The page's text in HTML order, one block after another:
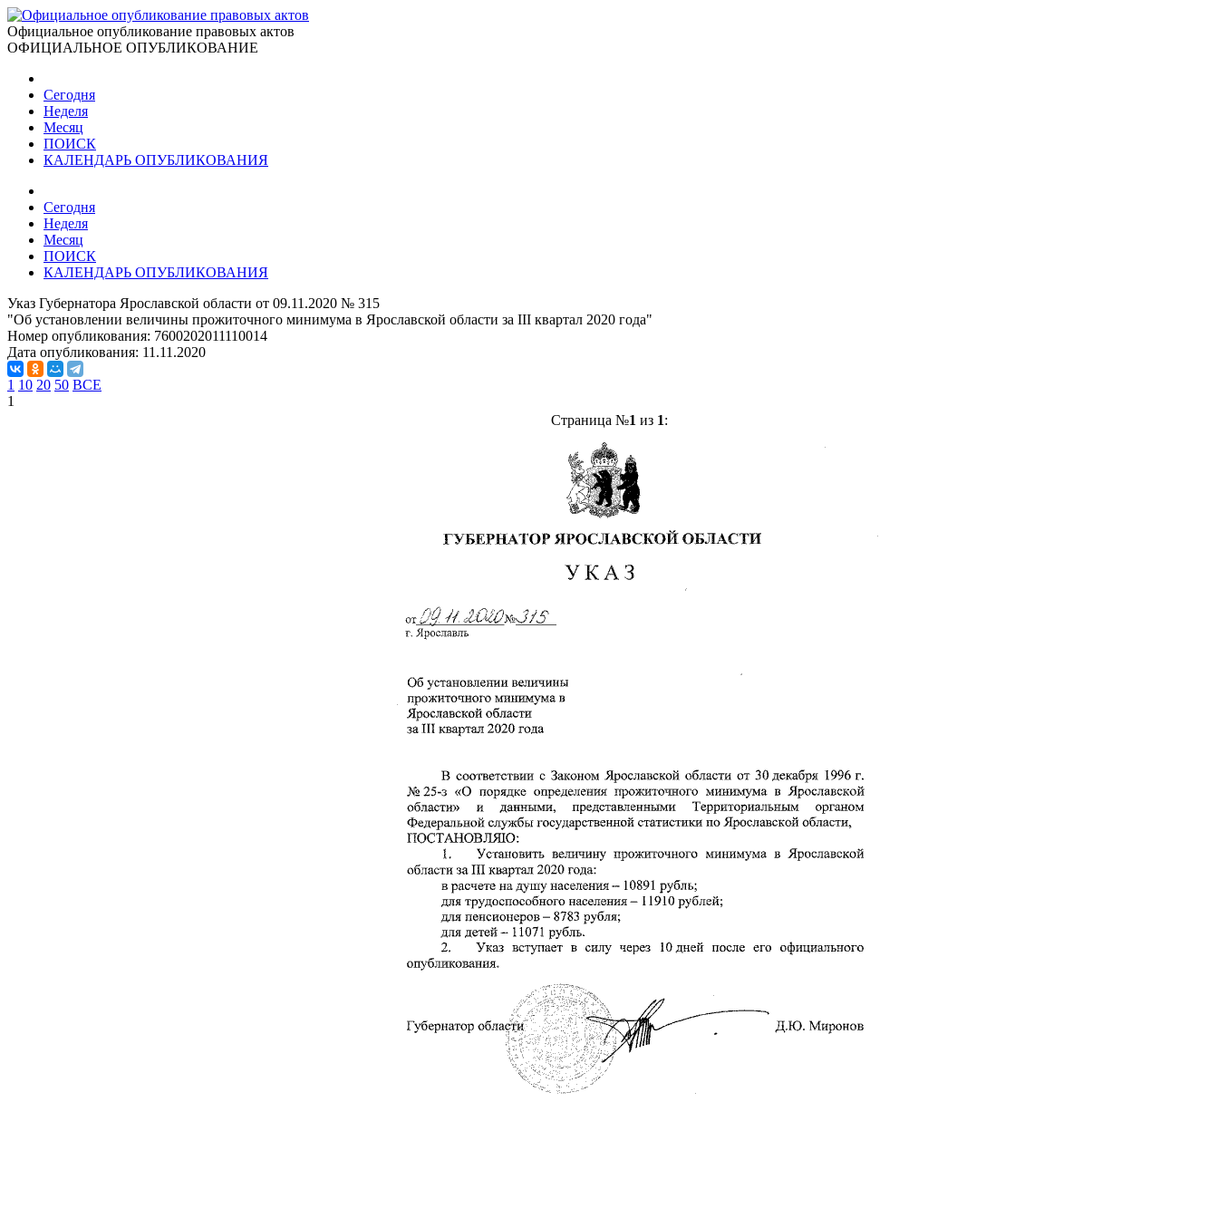
Официальное опубликование правовых актов
ОФИЦИАЛЬНОЕ ОПУБЛИКОВАНИЕ
Сегодня
Неделя
Месяц
ПОИСК
КАЛЕНДАРЬ ОПУБЛИКОВАНИЯ
Сегодня
Неделя
Месяц
ПОИСК
КАЛЕНДАРЬ ОПУБЛИКОВАНИЯ
Указ Губернатора Ярославской области от 09.11.2020 № 315
"Об установлении величины прожиточного минимума в Ярославской области за III квартал 2020 года"
Номер опубликования: 7600202011110014
Дата опубликования: 11.11.2020
1 10 20 50 ВСЕ
1
Страница №1 из 1: